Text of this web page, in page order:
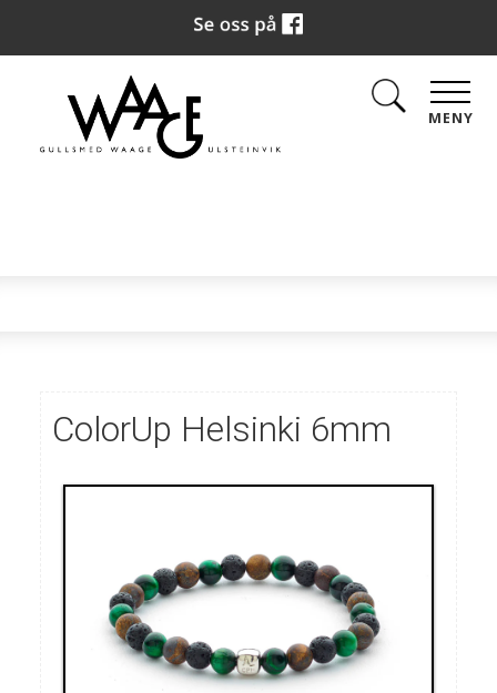
MENY
ColorUp Helsinki 6mm